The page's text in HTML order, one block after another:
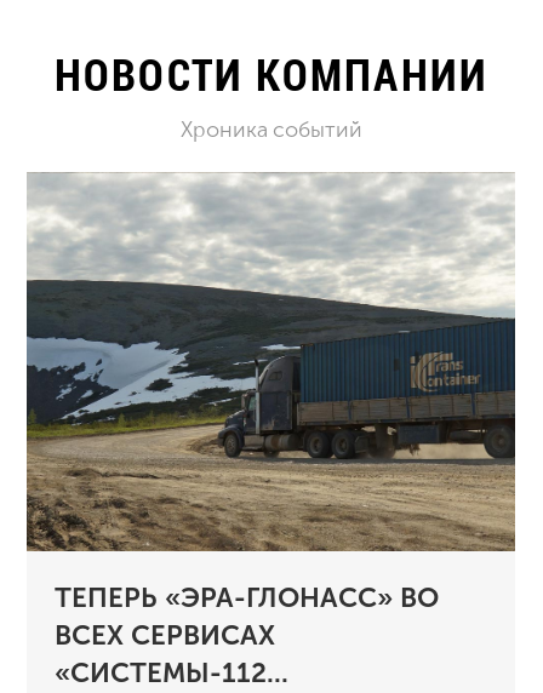
НОВОСТИ КОМПАНИИ
Хроника событий
ТЕПЕРЬ «ЭРА-ГЛОНАСС» ВО
ВСЕХ СЕРВИСАХ
«СИСТЕМЫ-112...